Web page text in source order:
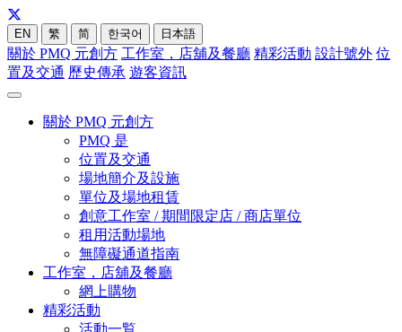
EN 繁 简 한국어 日本語
關於 PMQ 元創方 工作室，店舖及餐廳 精彩活動 設計號外 位
置及交通 歷史傳承 遊客資訊
關於 PMQ 元創方
PMQ 是
位置及交通
場地簡介及設施
單位及場地租賃
創意工作室 / 期間限定店 / 商店單位
租用活動場地
無障礙通道指南
工作室，店舖及餐廳
網上購物
精彩活動
活動一覧